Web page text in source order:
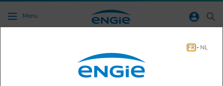
Ga naar de hoofdinhoud
Menu normal-account-circle search
Wat is de functionaliteit ‘laden pauzeren tot’
in de Smart App van ENGIE en hoe kan ik dit
FR - NL